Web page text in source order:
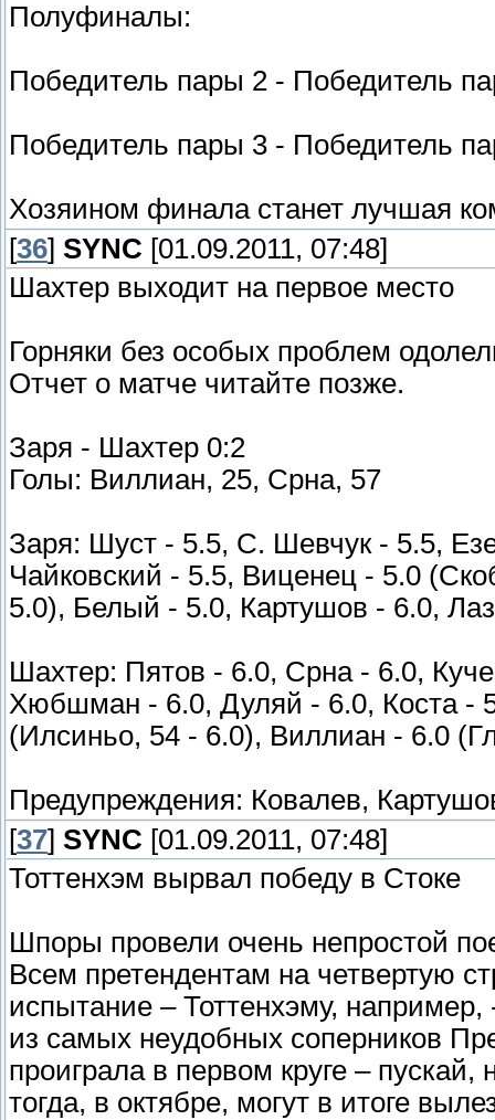
Полуфиналы:
Победитель пары 2 - Победитель
Победитель пары 3 - Победитель
Хозяином финала станет лучшая
[36] SYNC [01.09.2011, 07:48]
Шахтер выходит на первое место
Горняки без особых проблем
Отчет о матче читайте позже.
Заря - Шахтер 0:2
Голы: Виллиан, 25, Срна, 57
Заря: Шуст - 5.5, С. Шевчук - 5.5,
Чайковский - 5.5, Виценец - 5.0
5.0), Белый - 5.0, Картушов - 6.0,
Шахтер: Пятов - 6.0, Срна - 6.0,
Хюбшман - 6.0, Дуляй - 6.0, Коста -
(Илсиньо, 54 - 6.0), Виллиан - 6.0
Предупреждения: Ковалев,
[37] SYNC [01.09.2011, 07:48]
Тоттенхэм вырвал победу в Стоке
Шпоры провели очень непростой
Всем претендентам на четвертую
испытание – Тоттенхэму,
из самых неудобных соперников
проиграла в первом круге –
тогда, в октябре, могут в итоге